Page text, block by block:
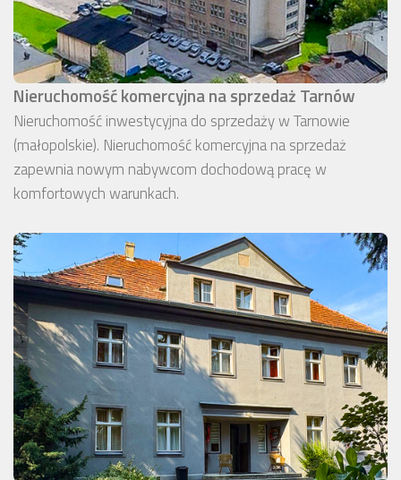
Nieruchomość komercyjna na sprzedaż Tarnów
Nieruchomość inwestycyjna do sprzedaży w Tarnowie
(małopolskie). Nieruchomość komercyjna na sprzedaż
zapewnia nowym nabywcom dochodową pracę w
komfortowych warunkach.